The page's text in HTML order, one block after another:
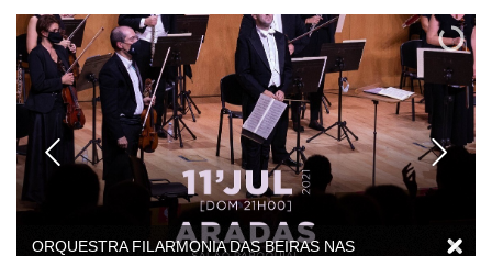
ORQUESTRA FILARMONIA DAS BEIRAS NAS